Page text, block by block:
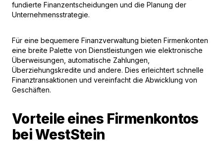
fundierte Finanzentscheidungen und die Planung der
Unternehmensstrategie.
Für eine bequemere Finanzverwaltung bieten Firmenkonten
eine breite Palette von Dienstleistungen wie elektronische
Überweisungen, automatische Zahlungen,
Überziehungskredite und andere. Dies erleichtert schnelle
Finanztransaktionen und vereinfacht die Abwicklung von
Geschäften.
Vorteile eines Firmenkontos
bei WestStein